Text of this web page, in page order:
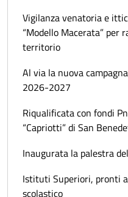
Vigilanza venatoria e
“Modello Macerata” per
territorio
Al via la nuova
2026-2027
Riqualificata con fondi
“Capriotti” di San
Inaugurata la palestra
Istituti Superiori, pronti
scolastico